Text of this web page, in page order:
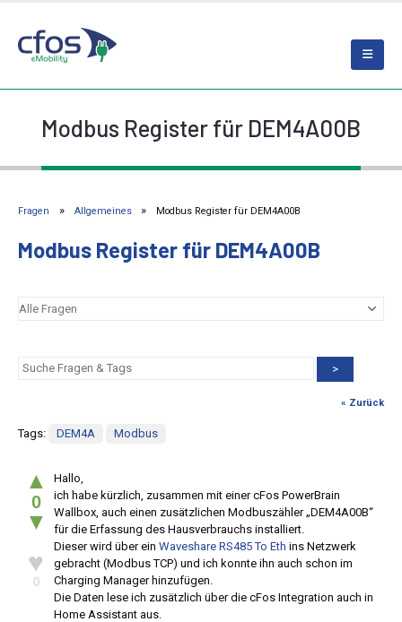
Modbus Register für DEM4A00B
Fragen Allgemeines Modbus Register für DEM4A00B
Modbus Register für DEM4A00B
>
« Zurück
Tags: DEM4A Modbus
▲
0
▼
♥
0
Hallo,
ich habe kürzlich, zusammen mit einer cFos PowerBrain
Wallbox, auch einen zusätzlichen Modbuszähler „DEM4A00B“
für die Erfassung des Hausverbrauchs installiert.
Dieser wird über ein Waveshare RS485 To Eth ins Netzwerk
gebracht (Modbus TCP) und ich konnte ihn auch schon im
Charging Manager hinzufügen.
Die Daten lese ich zusätzlich über die cFos Integration auch in
Home Assistant aus.